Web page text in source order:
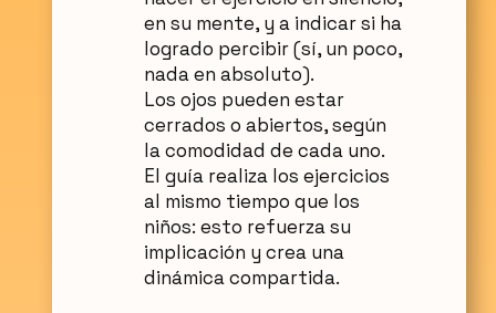
en su mente, y a indicar si ha
logrado percibir (sí, un poco,
nada en absoluto).
Los ojos pueden estar
cerrados o abiertos, según
la comodidad de cada uno.
El guía realiza los ejercicios
al mismo tiempo que los
niños: esto refuerza su
implicación y crea una
dinámica compartida.